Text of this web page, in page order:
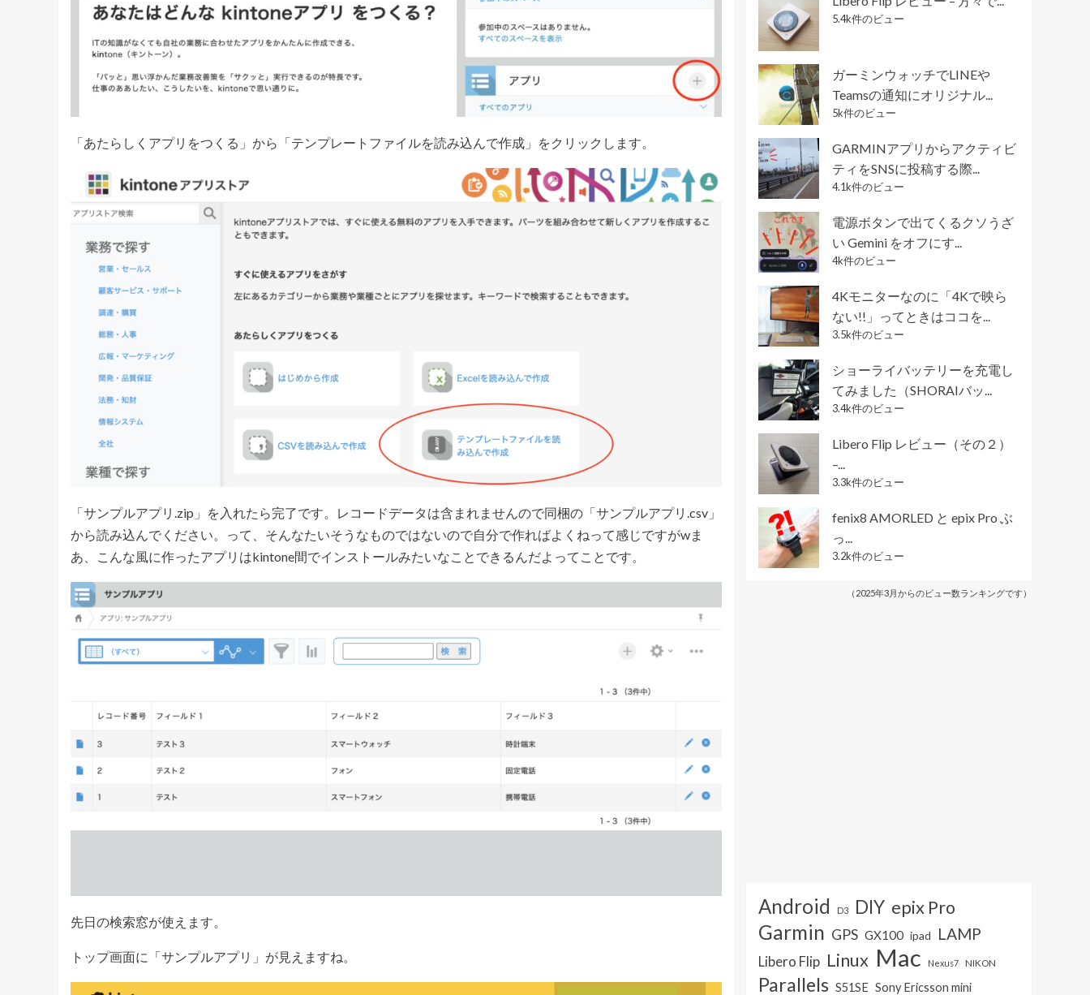
「あたらしくアプリをつくる」から「テンプレートファイルを読み込んで作成」をクリックします。
「サンプルアプリ.zip」を入れたら完了です。レコードデータは含まれませんので同梱の「サンプルアプリ.csv」
から読み込んでください。って、そんなたいそうなものではないので自分で作ればよくねって感じですがwま
あ、こんな風に作ったアプリはkintone間でインストールみたいなことできるんだよってことです。
先日の検索窓が使えます。
トップ画面に「サンプルアプリ」が見えますね。
5.4k件のビュー
ガーミンウォッチでLINEや
Teamsの通知にオリジナル...
5k件のビュー
GARMINアプリからアクティビ
ティをSNSに投稿する際...
4.1k件のビュー
電源ボタンで出てくるクソうざ
い Gemini をオフにす...
4k件のビュー
4Kモニターなのに「4Kで映ら
ない!!」ってときはココを...
3.5k件のビュー
ショーライバッテリーを充電し
てみました（SHORAIバッ...
3.4k件のビュー
Libero Flip レビュー（その２）
–...
3.3k件のビュー
fenix8 AMORLED と epix Pro ぶ
っ...
3.2k件のビュー
（2025年3月からのビュー数ランキングです）
Android D3 DIY epix Pro
Garmin GPS GX100 ipad LAMP
Libero Flip Linux Mac Nexus7 NIKON
Parallels S51SE Sony Ericsson mini